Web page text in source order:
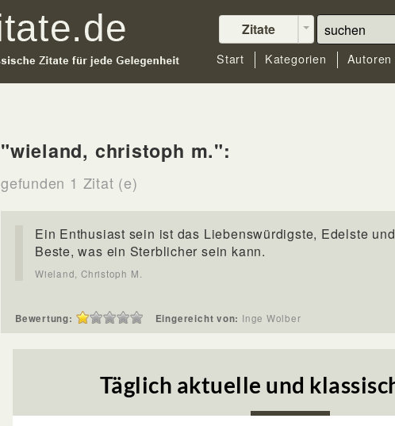
Zitate
Start Kategorien Autoren
"wieland, christoph m.":
gefunden 1 Zitat (e)
Ein Enthusiast sein ist das Liebenswürdigste, Edelste und
Beste, was ein Sterblicher sein kann.
Wieland, Christoph M.
Bewertung: Eingereicht von: Inge Wolber